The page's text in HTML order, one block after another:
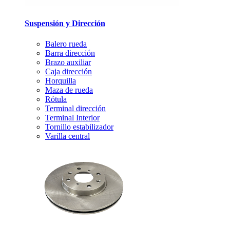
Suspensión y Dirección
Balero rueda
Barra dirección
Brazo auxiliar
Caja dirección
Horquilla
Maza de rueda
Rótula
Terminal dirección
Terminal Interior
Tornillo estabilizador
Varilla central